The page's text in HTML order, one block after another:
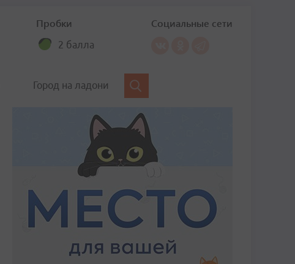
Пробки
2 балла
Социальные сети
Город на ладони